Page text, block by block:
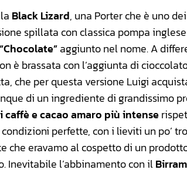
Black Lizard, una Porter che è uno
spillata con classica pompa
“Chocolate”aggiunto nel nome. A
è brassata con l’aggiunta di
che per questa versione Luigi
di un ingrediente di grandissimo
caffè e cacao amaro più intense
perfette, con i lieviti un po’
che eravamo al cospetto di un
Inevitabile l’abbinamento con il